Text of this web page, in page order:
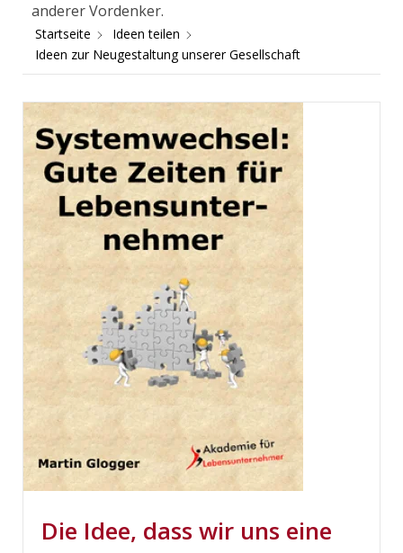
anderer Vordenker.
Startseite
Ideen teilen
Ideen zur Neugestaltung unserer Gesellschaft
Die Idee, dass wir uns eine